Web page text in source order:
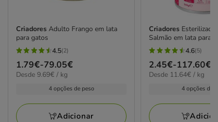
Criadores Adulto Frango em lata
para gatos
4.5
estrelas
com
avaliações
4.5(2)
Preço
de
79.05€
1.79€-79.05€
9.69€
Desde 9.69€ / kg
4 opções de peso
Adicionar
Criadores
Salmão em lata para
4.6
estrelas
com
avaliações
4.6(5)
Preço
de
117.60€
2.45€-117.60€
11.64€
Desde 11.64€ / kg
4 opções de